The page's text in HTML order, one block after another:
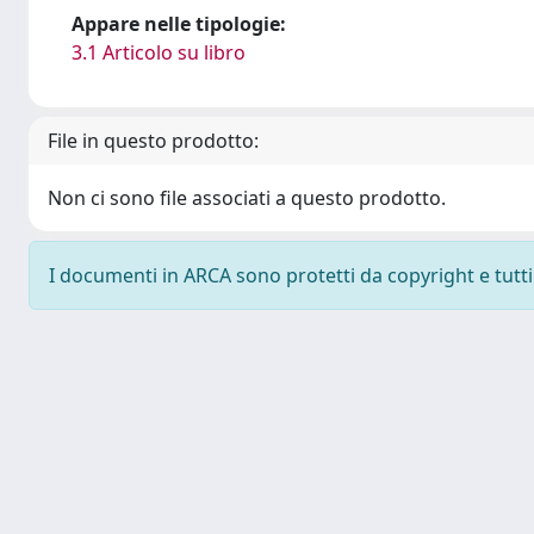
Appare nelle tipologie:
3.1 Articolo su libro
File in questo prodotto:
Non ci sono file associati a questo prodotto.
I documenti in ARCA sono protetti da copyright e